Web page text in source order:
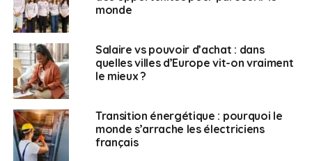
de nombreux débats entre les compagnies ferroviaires
et les instances politiques de
d’Allemagne
le bruit courait qu’un arrêt à Sarrebruck serait privilégié,
plutôt que la desserte de la capitale alsacienne et
européenne. La décision finale a, bien entendu, ravi les
Élus strasbourgeois.
SUJETS ASSOCIÉS: ALLEMAGNE
TRAIN
TRAINS
monde
Salaire vs pouvoir d’achat : dans
quelles villes d’Europe vit-on vraiment
le mieux ?
Transition énergétique : pourquoi le
monde s’arrache les électriciens
français